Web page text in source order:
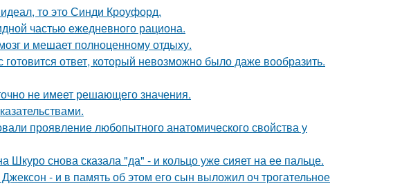
то это Синди Кроуфорд.
частью ежедневного рациона.
и мешает полноценному отдыху.
ответ, который невозможно было даже вообразить.
не имеет решающего значения.
проявление любопытного анатомического свойства у
Шкуро снова сказала "да" - и кольцо уже сияет на ее пальце.
- и в память об этом его сын выложил оч трогательное